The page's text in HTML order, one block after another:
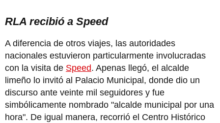
RLA recibió a Speed
A diferencia de otros viajes, las autoridades
nacionales estuvieron particularmente involucradas
con la visita de Speed. Apenas llegó, el alcalde
limeño lo invitó al Palacio Municipal, donde dio un
discurso ante veinte mil seguidores y fue
simbólicamente nombrado "alcalde municipal por una
hora". De igual manera, recorrió el Centro Histórico